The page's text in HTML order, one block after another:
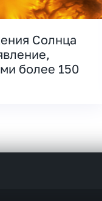
Солнца
более 150